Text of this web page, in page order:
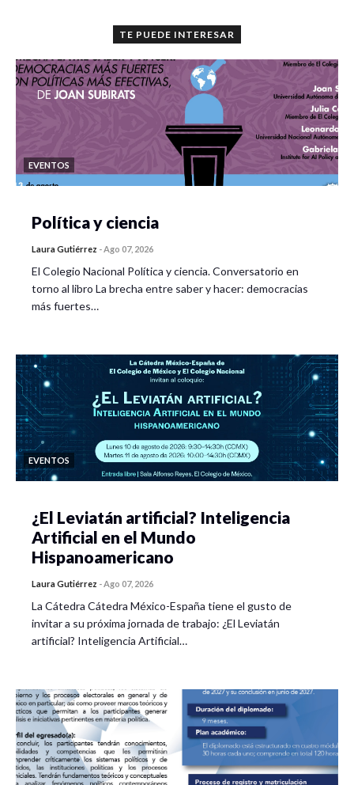
TE PUEDE INTERESAR
EVENTOS
Política y ciencia
Laura Gutiérrez -Ago 07, 2026
El Colegio Nacional Política y ciencia. Conversatorio en
torno al libro La brecha entre saber y hacer: democracias
más fuertes…
EVENTOS
¿El Leviatán artificial? Inteligencia
Artificial en el Mundo
Hispanoamericano
Laura Gutiérrez -Ago 07, 2026
La Cátedra Cátedra México-España tiene el gusto de
invitar a su próxima jornada de trabajo: ¿El Leviatán
artificial? Inteligencia Artificial…